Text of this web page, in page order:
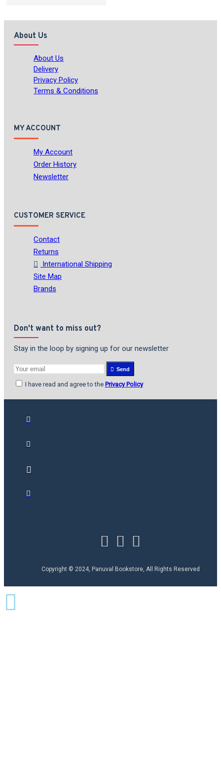
About Us
About Us
Delivery
Privacy Policy
Terms & Conditions
MY ACCOUNT
My Account
Order History
Newsletter
CUSTOMER SERVICE
Contact
Returns
International Shipping
Site Map
Brands
Don't want to miss out?
Stay in the loop by signing up for our newsletter
Send
I have read and agree to the Privacy Policy
Copyright © 2024, Panuval Bookstore, All Rights Reserved